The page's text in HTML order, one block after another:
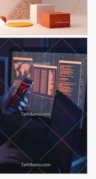
پس زمینه معرفی
محصول مینیمال212